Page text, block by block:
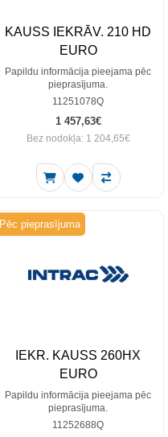
KAUSS IEKRĀV. 210 HD
EURO
Papildu informācija pieejama pēc
pieprasījuma.
11251078Q
1 457,63€
Bez nodokļa: 1 204,65€
Pēc pieprasījuma
IEKR. KAUSS 260HX
EURO
Papildu informācija pieejama pēc
pieprasījuma.
11252688Q